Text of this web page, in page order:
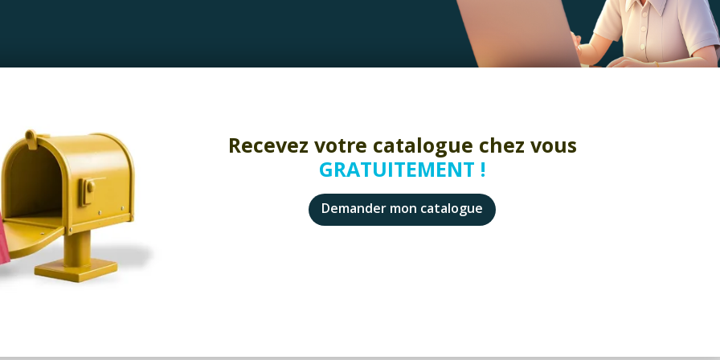
Recevez votre catalogue chez vous
GRATUITEMENT !
Demander mon catalogue